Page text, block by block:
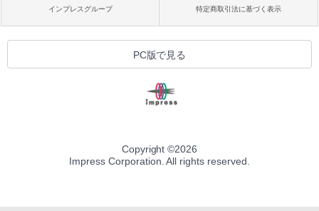
インプレスグループ 特定商取引法に基づく表示
PC版で見る
Copyright ©2026
Impress Corporation. All rights reserved.